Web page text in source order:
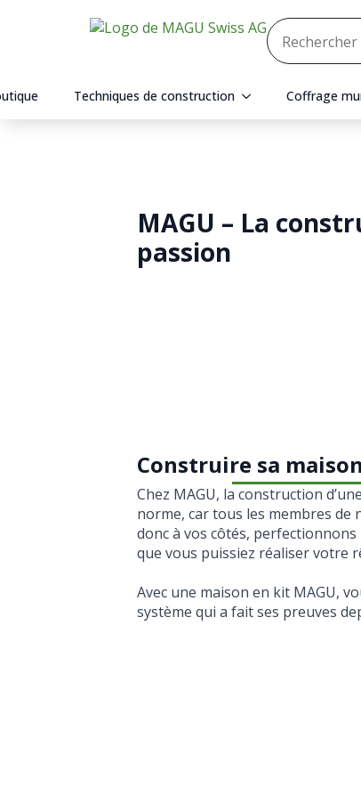
Techniques de construction Coffrage
MAGU – La
passion
Construire sa
Chez MAGU, la construction
norme, car tous les membres
donc à vos côtés,
que vous puissiez réaliser votre
Avec une maison en kit MAGU,
système qui a fait ses preuves